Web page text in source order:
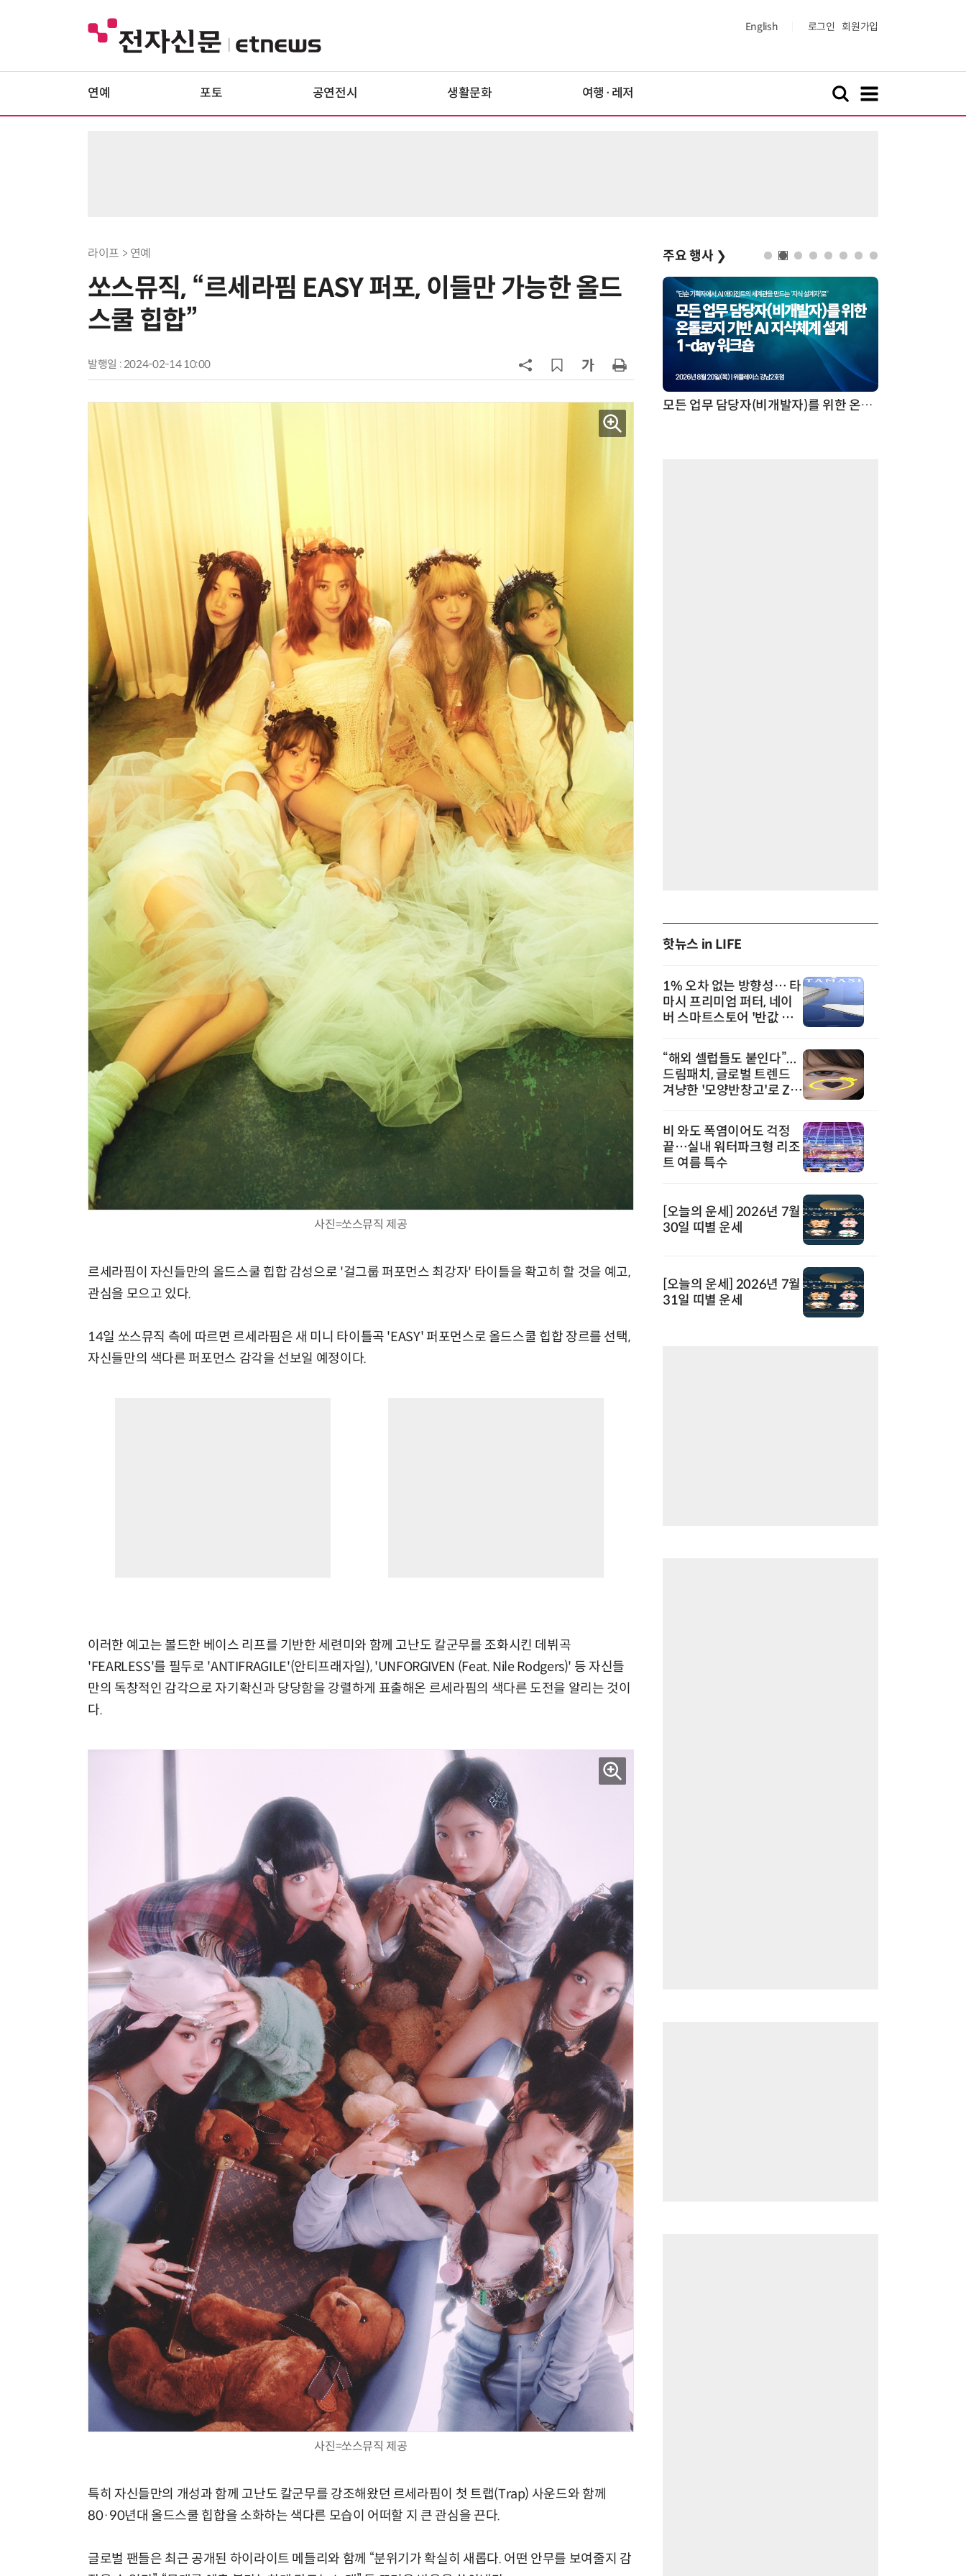
English 로그인 회원가입
연예 포토 공연전시 생활문화 여행·레저
라이프 > 연예
쏘스뮤직, “르세라핌 EASY 퍼포, 이들만 가능한 올드
스쿨 힙합”
발행일 : 2024-02-14 10:00
사진=쏘스뮤직 제공
르세라핌이 자신들만의 올드스쿨 힙합 감성으로 '걸그룹 퍼포먼스 최강자' 타이틀을 확고히 할 것을 예고,
관심을 모으고 있다.
14일 쏘스뮤직 측에 따르면 르세라핌은 새 미니 타이틀곡 'EASY' 퍼포먼스로 올드스쿨 힙합 장르를 선택,
자신들만의 색다른 퍼포먼스 감각을 선보일 예정이다.
이러한 예고는 볼드한 베이스 리프를 기반한 세련미와 함께 고난도 칼군무를 조화시킨 데뷔곡
'FEARLESS'를 필두로 'ANTIFRAGILE'(안티프래자일), 'UNFORGIVEN (Feat. Nile Rodgers)' 등 자신들
만의 독창적인 감각으로 자기확신과 당당함을 강렬하게 표출해온 르세라핌의 색다른 도전을 알리는 것이
다.
사진=쏘스뮤직 제공
특히 자신들만의 개성과 함께 고난도 칼군무를 강조해왔던 르세라핌이 첫 트랩(Trap) 사운드와 함께
80·90년대 올드스쿨 힙합을 소화하는 색다른 모습이 어떠할 지 큰 관심을 끈다.
글로벌 팬들은 최근 공개된 하이라이트 메들리와 함께 “분위기가 확실히 새롭다. 어떤 안무를 보여줄지 감
주요 행사 ❯
AI × Design : UX 디자이너의 5가지 생존 전략과 실전 대응 현업에서 바로 쓰는 "하네스 엔지니어링" 실습 교육 모든 업무 담당자(비개발자)를 위한 온톨로지 기반 AI 지식체계 설계 1-day 워크숍
핫뉴스 in LIFE
1% 오차 없는 방향성… 타
마시 프리미엄 퍼터, 네이
버 스마트스토어 '반값 할
“해외 셀럽들도 붙인다”...
드림패치, 글로벌 트렌드
겨냥한 '모양반창고'로 Z세
비 와도 폭염이어도 걱정
끝…실내 워터파크형 리조
트 여름 특수
[오늘의 운세] 2026년 7월
30일 띠별 운세
[오늘의 운세] 2026년 7월
31일 띠별 운세